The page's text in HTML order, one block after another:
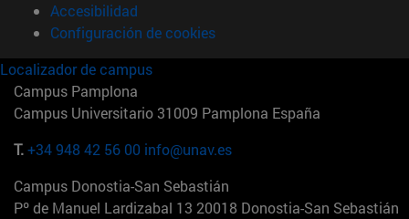
Accesibilidad
Configuración de cookies
Localizador de campus
Campus Pamplona
Campus Universitario 31009 Pamplona España
T.+34 948 42 56 00 info@unav.es
Campus Donostia-San Sebastián
Pº de Manuel Lardizabal 13 20018 Donostia-San Sebastián